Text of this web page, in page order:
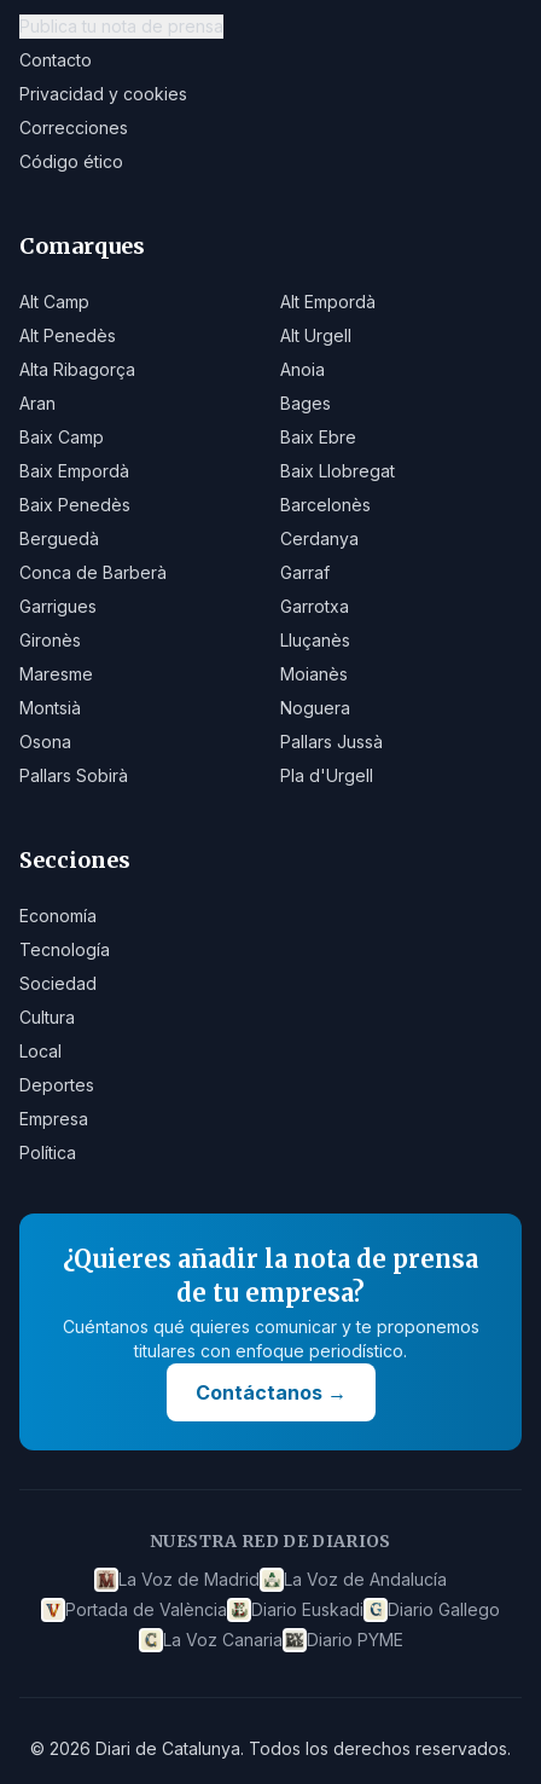
Publica tu nota de prensa
Contacto
Privacidad y cookies
Correcciones
Código ético
Comarques
Alt Camp
Alt Empordà
Alt Penedès
Alt Urgell
Alta Ribagorça
Anoia
Aran
Bages
Baix Camp
Baix Ebre
Baix Empordà
Baix Llobregat
Baix Penedès
Barcelonès
Berguedà
Cerdanya
Conca de Barberà
Garraf
Garrigues
Garrotxa
Gironès
Lluçanès
Maresme
Moianès
Montsià
Noguera
Osona
Pallars Jussà
Pallars Sobirà
Pla d'Urgell
Secciones
Economía
Tecnología
Sociedad
Cultura
Local
Deportes
Empresa
Política
¿Quieres añadir la nota de prensa
de tu empresa?
Cuéntanos qué quieres comunicar y te proponemos
titulares con enfoque periodístico.
Contáctanos→
NUESTRA RED DE DIARIOS
La Voz de Madrid
La Voz de Andalucía
Portada de València
Diario Euskadi
Diario Gallego
La Voz Canaria
Diario PYME
© 2026 Diari de Catalunya. Todos los derechos reservados.